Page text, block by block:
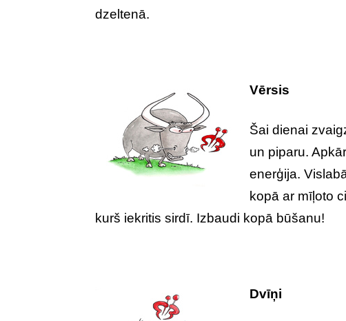
dzeltenā.
Vērsis
Šai dienai
un piparu.
enerģija.
kopā ar mīļoto
kurš iekritis sirdī. Izbaudi kopā būšanu!
Dvīņi